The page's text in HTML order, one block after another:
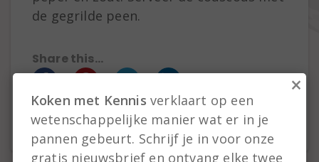
de gegrilde peen.
Share this...
Koken met Kennis verklaart op een
wetenschappelijke manier wat er in je
pannen gebeurt. Schrijf je in voor onze
gratis nieuwsbrief en ontvang elke twee
×